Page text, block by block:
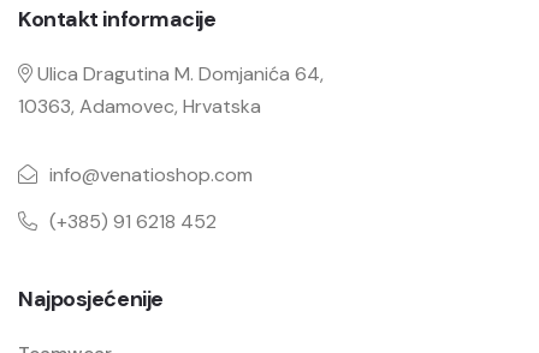
Kontakt informacije
Ulica Dragutina M. Domjanića 64,
10363, Adamovec, Hrvatska
info@venatioshop.com
(+385) 91 6218 452
Najposjećenije